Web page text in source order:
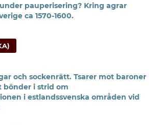
pauperisering? Kring agrar
ca 1570-1600.
och sockenrätt. Tsarer mot baroner
bönder i strid om
i estlandssvenska områden vid